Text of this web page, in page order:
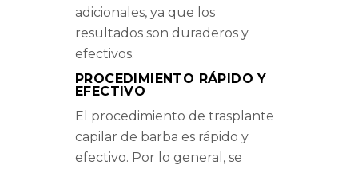
adicionales, ya que los
resultados son duraderos y
efectivos.
PROCEDIMIENTO RÁPIDO Y
EFECTIVO
El procedimiento de trasplante
capilar de barba es rápido y
efectivo. Por lo general, se